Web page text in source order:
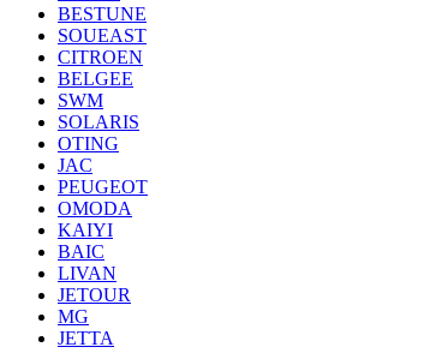
BESTUNE
SOUEAST
CITROEN
BELGEE
SWM
SOLARIS
OTING
JAC
PEUGEOT
OMODA
KAIYI
BAIC
LIVAN
JETOUR
MG
JETTA